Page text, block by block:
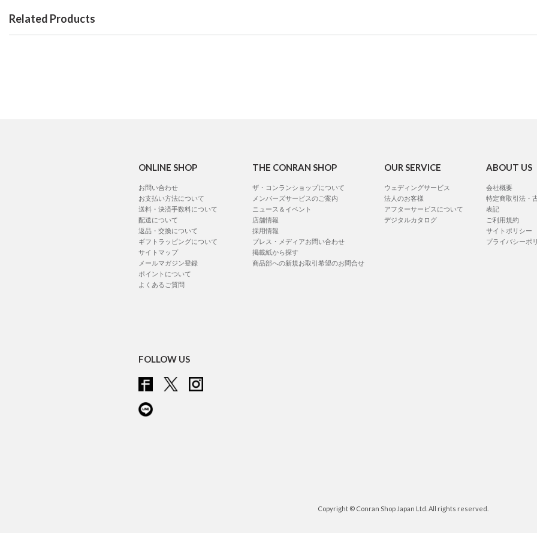
Related Products
ONLINE SHOP
お問い合わせ
お支払い方法について
送料・決済手数料について
配送について
返品・交換について
ギフトラッピングについて
サイトマップ
メールマガジン登録
ポイントについて
よくあるご質問
THE CONRAN SHOP
ザ・コンランショップについて
メンバーズサービスのご案内
ニュース＆イベント
店舗情報
採用情報
プレス・メディアお問い合わせ
掲載紙から探す
商品部への新規お取引希望のお問合せ
OUR SERVICE
ウェディングサービス
法人のお客様
アフターサービスについて
デジタルカタログ
ABOUT US
会社概要
特定商取引法・
表記
ご利用規約
サイトポリシー
プライバシーポ
FOLLOW US
Copyright © Conran Shop Japan Ltd. All rights reserved.